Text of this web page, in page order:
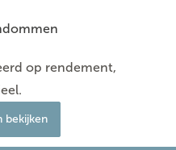
op rendement,
bekijken